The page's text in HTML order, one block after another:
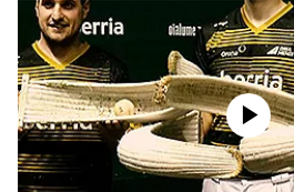
Herri-kirolak
Eskubaloia
Kirolak 360